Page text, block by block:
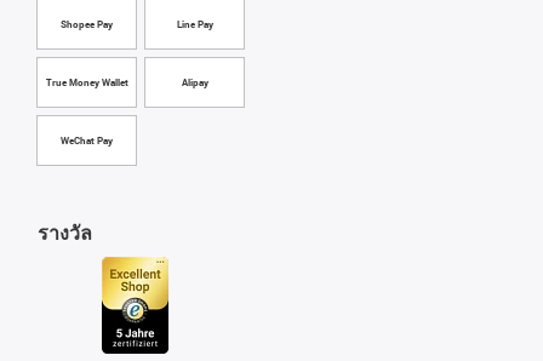
Shopee Pay Line Pay
True Money Wallet Alipay
WeChat Pay
รางวัล